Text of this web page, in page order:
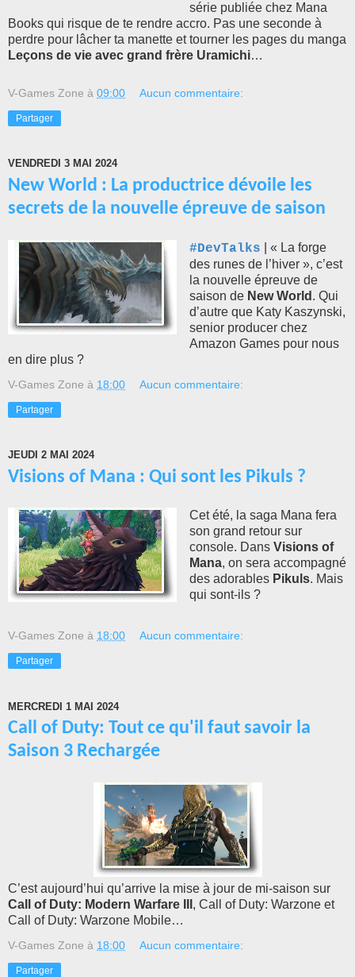
série publiée chez Mana
Books qui risque de te rendre accro. Pas une seconde à
perdre pour lâcher ta manette et tourner les pages du manga
Leçons de vie avec grand frère Uramichi…
V-Games Zone à 09:00 Aucun commentaire:
Partager
VENDREDI 3 MAI 2024
New World : La productrice dévoile les
secrets de la nouvelle épreuve de saison
#DevTalks | « La forge
des runes de l’hiver », c’est
la nouvelle épreuve de
saison de New World . Qui
d’autre que Katy Kaszynski,
senior producer chez
Amazon Games pour nous
en dire plus ?
V-Games Zone à 18:00 Aucun commentaire:
Partager
JEUDI 2 MAI 2024
Visions of Mana : Qui sont les Pikuls ?
Cet été, la saga Mana fera
son grand retour sur
console. Dans Visions of
Mana, on sera accompagné
des adorables Pikuls. Mais
qui sont-ils ?
V-Games Zone à 18:00 Aucun commentaire:
Partager
MERCREDI 1 MAI 2024
Call of Duty: Tout ce qu'il faut savoir la
Saison 3 Rechargée
C’est aujourd’hui qu’arrive la mise à jour de mi-saison sur
Call of Duty: Modern Warfare III , Call of Duty: Warzone et
Call of Duty: Warzone Mobile…
V-Games Zone à 18:00 Aucun commentaire:
Partager